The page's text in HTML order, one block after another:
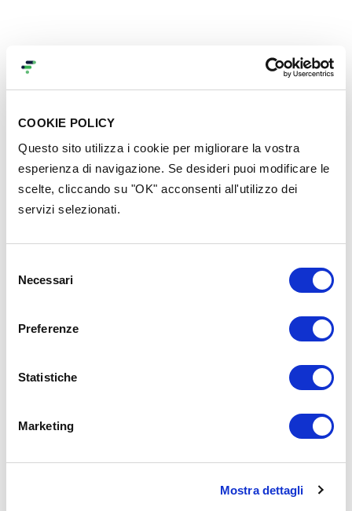
COOKIE POLICY
Questo sito utilizza i cookie per migliorare la vostra
esperienza di navigazione. Se desideri puoi modificare le
scelte, cliccando su "OK" acconsenti all'utilizzo dei
servizi selezionati.
delNecessari
Preferenze
Statistiche
Marketing
Mostra dettagli
Contenuti nella stessa
categoria
24 Luglio